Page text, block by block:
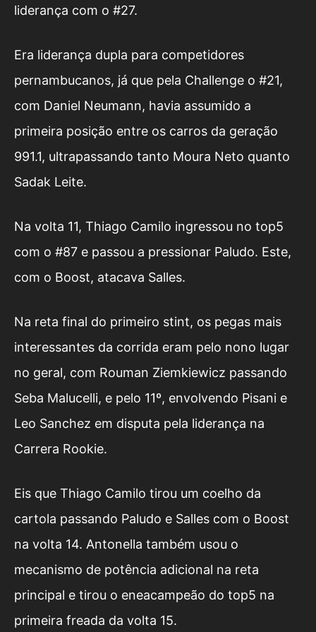
liderança com o #27.
Era liderança dupla para competidores
pernambucanos, já que pela Challenge o #21,
com Daniel Neumann, havia assumido a
primeira posição entre os carros da geração
991.1, ultrapassando tanto Moura Neto quanto
Sadak Leite.
Na volta 11, Thiago Camilo ingressou no top5
com o #87 e passou a pressionar Paludo. Este,
com o Boost, atacava Salles.
Na reta final do primeiro stint, os pegas mais
interessantes da corrida eram pelo nono lugar
no geral, com Rouman Ziemkiewicz passando
Seba Malucelli, e pelo 11º, envolvendo Pisani e
Leo Sanchez em disputa pela liderança na
Carrera Rookie.
Eis que Thiago Camilo tirou um coelho da
cartola passando Paludo e Salles com o Boost
na volta 14. Antonella também usou o
mecanismo de potência adicional na reta
principal e tirou o eneacampeão do top5 na
primeira freada da volta 15.